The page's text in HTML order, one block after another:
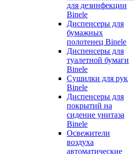
для дезинфекции
Binele
Диспенсеры для
бумажных
полотенец Binele
Диспенсеры для
туалетной бумаги
Binele
Сушилки для рук
Binele
Диспенсеры для
покрытий на
сидение унитаза
Binele
Освежители
воздуха
автоматические